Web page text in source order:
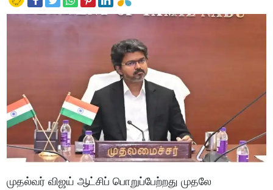
முதல்வர் விஜய் ஆட்சிப் பொறுப்பேற்றது முதலே